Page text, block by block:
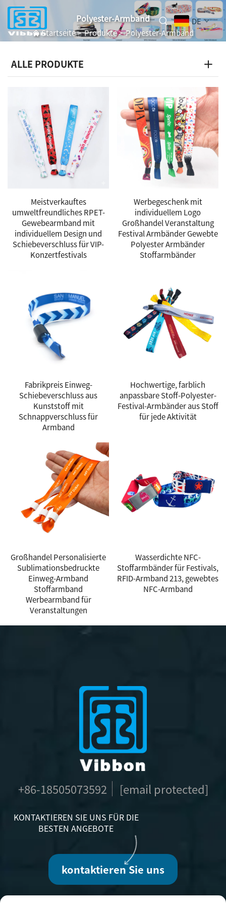
DE
Polyester-Armband
Startseite>Produkte>Polyester-Armband
ALLE PRODUKTE
Meistverkauftes
umweltfreundliches RPET-
Gewebearmband mit
individuellem Design und
Schiebeverschluss für VIP-
Konzertfestivals
Werbegeschenk mit
individuellem Logo
Großhandel Veranstaltung
Festival Armbänder Gewebte
Polyester Armbänder
Stoffarmbänder
Fabrikpreis Einweg-
Schiebeverschluss aus
Kunststoff mit
Schnappverschluss für
Armband
Hochwertige, farblich
anpassbare Stoff-Polyester-
Festival-Armbänder aus Stoff
für jede Aktivität
Großhandel Personalisierte
Sublimationsbedruckte
Einweg-Armband
Stoffarmband
Werbearmband für
Veranstaltungen
Wasserdichte NFC-
Stoffarmbänder für Festivals,
RFID-Armband 213, gewebtes
NFC-Armband
+86-18505073592 [email protected]
KONTAKTIEREN SIE UNS FÜR DIE
BESTEN ANGEBOTE
kontaktieren Sie uns